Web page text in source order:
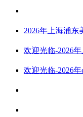
2026年上海浦东
欢迎光临-2026
欢迎光临-2026